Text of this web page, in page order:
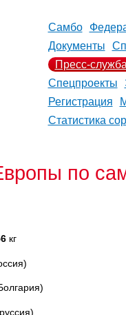
Самбо
Документы
Пресс-
Спецпроекты
Регистрация
Статистика
по
кг